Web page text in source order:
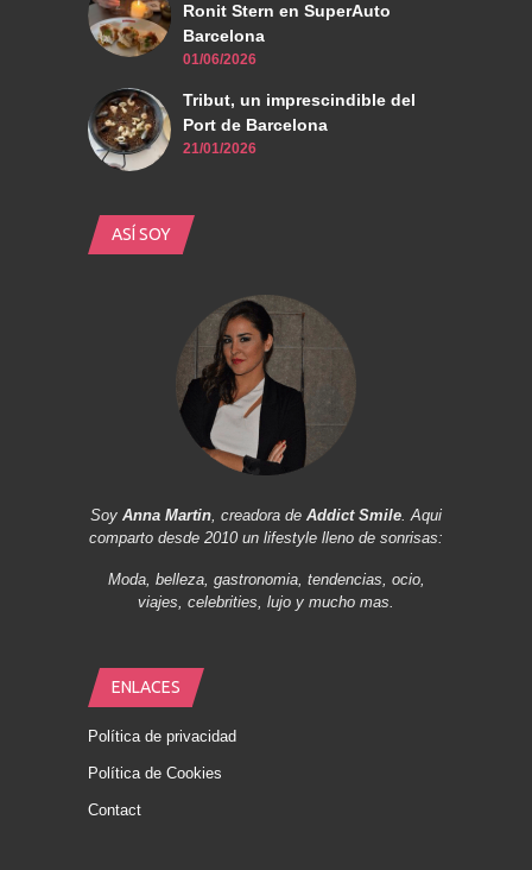
Ronit Stern en SuperAuto
Barcelona
01/06/2026
Tribut, un imprescindible del
Port de Barcelona
21/01/2026
ASÍ SOY
Soy Anna Martin, creadora de Addict Smile. Aqui
comparto desde 2010 un lifestyle lleno de sonrisas:
Moda, belleza, gastronomia, tendencias, ocio,
viajes, celebrities, lujo y mucho mas.
ENLACES
Política de privacidad
Política de Cookies
Contact